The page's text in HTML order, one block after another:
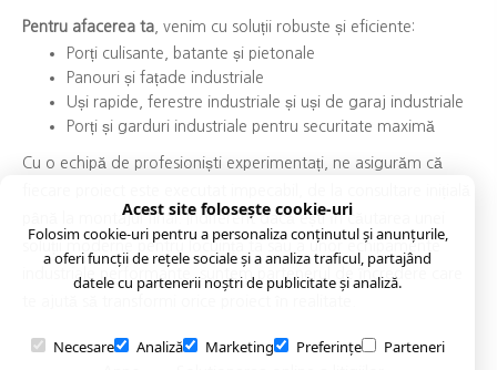
Pentru afacerea ta , venim cu soluții robuste și eficiente:
Porți culisante, batante și pietonale
Panouri și fațade industriale
Uși rapide, ferestre industriale și uși de garaj industriale
Porți și garduri industriale pentru securitate maximă
Cu o echipă de profesioniști experimentați, ne asigurăm că
până la montajul final. Indiferent dacă ești în căutarea unei
soluții moderne pentru locuința ta sau a unor echipamente
industriale performante, suntem partenerul de încredere care
Acest site folosește cookie-uri
Folosim cookie-uri pentru a personaliza conținutul și anunțurile,
a oferi funcții de rețele sociale și a analiza traficul, partajând
datele cu partenerii noștri de publicitate și analiză.
Necesare Analiză Marketing Preferințe Parteneri